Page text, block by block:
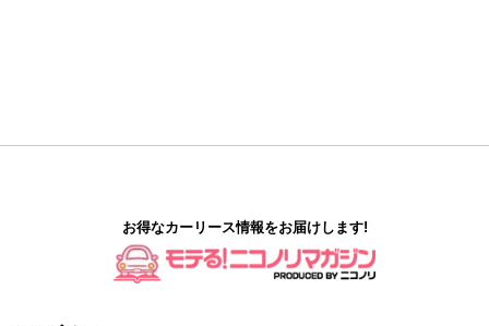
お得なカーリース情報をお届けします!